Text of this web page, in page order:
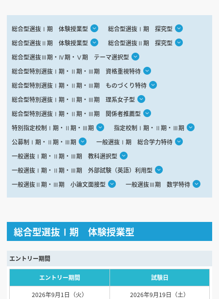
総合型選抜Ⅰ期 体験授業型
総合型選抜Ⅰ期 探究型
総合型選抜Ⅱ期 体験授業型
総合型選抜Ⅱ期 探究型
総合型選抜Ⅲ期・Ⅳ期・Ⅴ期 テーマ選択型
総合型特別選抜Ⅰ期・Ⅱ期・Ⅲ期 資格重視特待
総合型特別選抜Ⅰ期・Ⅱ期・Ⅲ期 ものづくり特待
総合型特別選抜Ⅰ期・Ⅱ期・Ⅲ期 理系女子型
総合型特別選抜Ⅰ期・Ⅱ期・Ⅲ期 関係者推薦型
特別指定校制Ⅰ期・Ⅱ期・Ⅲ期
指定校制Ⅰ期・Ⅱ期・Ⅲ期
公募制Ⅰ期・Ⅱ期・Ⅲ期
一般選抜Ⅰ期 総合学力特待
一般選抜Ⅰ期・Ⅱ期・Ⅲ期 教科選択型
一般選抜Ⅰ期・Ⅱ期・Ⅲ期 外部試験（英語）利用型
一般選抜Ⅱ期・Ⅲ期 小論文面接型
一般選抜Ⅲ期 数学特待
総合型選抜Ⅰ期 体験授業型
エントリー期間
エントリー期間 試験日
2026年9月1日（火）
2026年9月19日（土）